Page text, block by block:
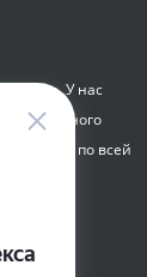
У нас
посадочного
по всей